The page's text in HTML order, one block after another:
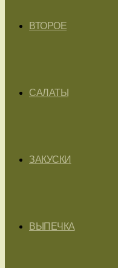
ВТОРОЕ
САЛАТЫ
ЗАКУСКИ
ВЫПЕЧКА